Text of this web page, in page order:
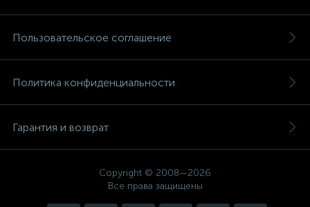
Пользовательское соглашение
Политика конфиденциальности
Гарантия и возврат
Copyright © 2008—2026
Все права защищены